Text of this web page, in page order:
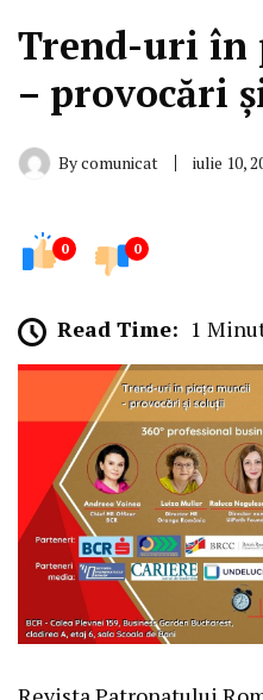
Trend-uri în
– provocări
Bycomunicat iulie 10,
0 0
Read Time: 1